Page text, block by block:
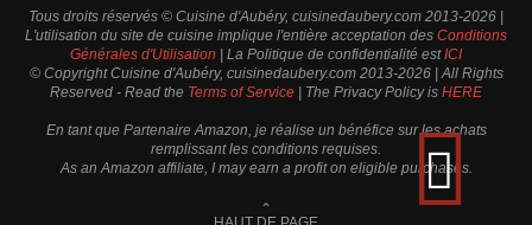
Tous droits réservés © Cuisine d'Aubéry, cuisinedaubery.com 2013-2026 |
L'utilisation du site de cuisine implique l'entière acceptation des Conditions
Générales d'Utilisation | La Politique de confidentialité estICI
© Copyright Cuisine d'Aubéry, cuisinedaubery.com 2013-2026 | All Rights
Reserved - Read the Terms of Service | The Privacy Policy is HERE
En tant que Partenaire Amazon, je réalise un bénéfice sur les achats
remplissant les conditions requises.
As an Amazon affiliate, I may earn a profit on eligible purchases.
⌃